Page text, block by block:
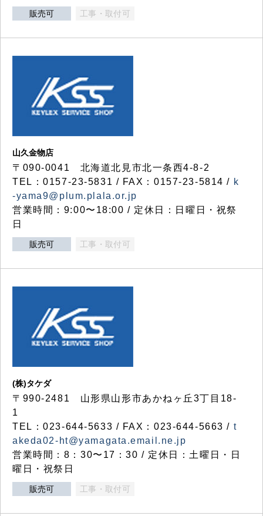
販売可 工事・取付可
山久金物店
〒090-0041 北海道北見市北一条西4-8-2
TEL：0157-23-5831 / FAX：0157-23-5814 / k
-yama9@plum.plala.or.jp
営業時間：9:00〜18:00 / 定休日：日曜日・祝祭
日
販売可 工事・取付可
(株)タケダ
〒990-2481 山形県山形市あかねヶ丘3丁目18-
1
TEL：023-644-5633 / FAX：023-644-5663 / t
akeda02-ht@yamagata.email.ne.jp
営業時間：8：30〜17：30 / 定休日：土曜日・日
曜日・祝祭日
販売可 工事・取付可